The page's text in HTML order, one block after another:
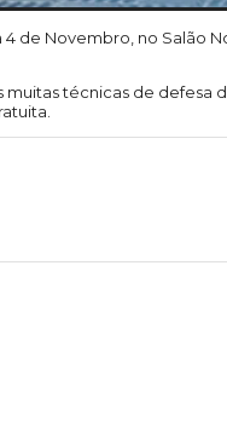
4 de Novembro, no Salão
técnicas de defesa